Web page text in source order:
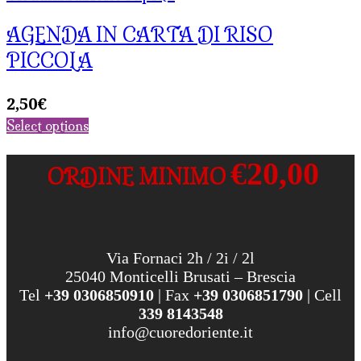
AGENDA IN CARTA DI RISO
PICCOLA
2,50€
Select options
ORDINE MINIMO€20,00
Via Fornaci 2h / 2i / 2l
25040 Monticelli Brusati – Brescia
Tel +39 0306850910 | Fax +39 0306851790 | Cell
339 8143548
info@cuoredoriente.it